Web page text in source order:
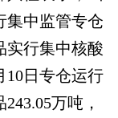
集中监管专仓
实行集中核酸
10日专仓运行
万吨，